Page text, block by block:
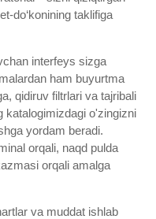
do‘konining taklifiga
interfeys sizga
ham buyurtma
qidiruv filtrlari va tajribali
katalogimizdagi o'zingizni
yordam beradi.
orqali, naqd pulda
orqali amalga
va muddat ishlab